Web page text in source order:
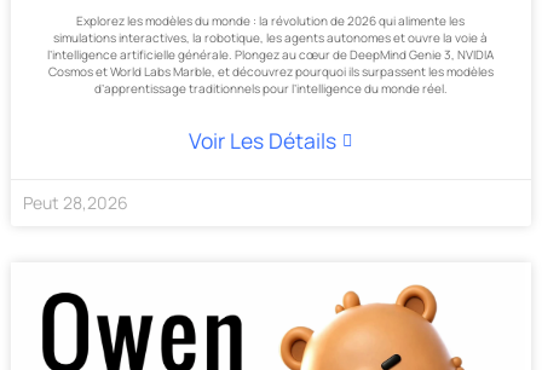
Explorez les modèles du monde : la révolution de 2026 qui alimente les
simulations interactives, la robotique, les agents autonomes et ouvre la voie à
l’intelligence artificielle générale. Plongez au cœur de DeepMind Genie 3, NVIDIA
Cosmos et World Labs Marble, et découvrez pourquoi ils surpassent les modèles
d’apprentissage traditionnels pour l’intelligence du monde réel.
Voir Les Détails
Peut 28,2026